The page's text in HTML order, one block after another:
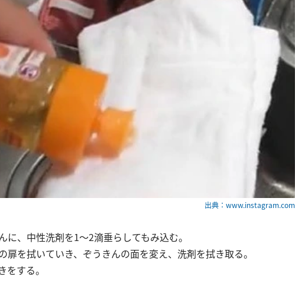
出典：www.instagram.com
に、中性洗剤を1～2滴垂らしてもみ込む。
扉を拭いていき、ぞうきんの面を変え、洗剤を拭き取る。
する。